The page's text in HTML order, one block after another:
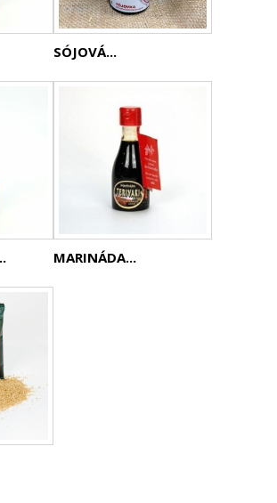
SÓJOVÁ...
MARINÁDA...